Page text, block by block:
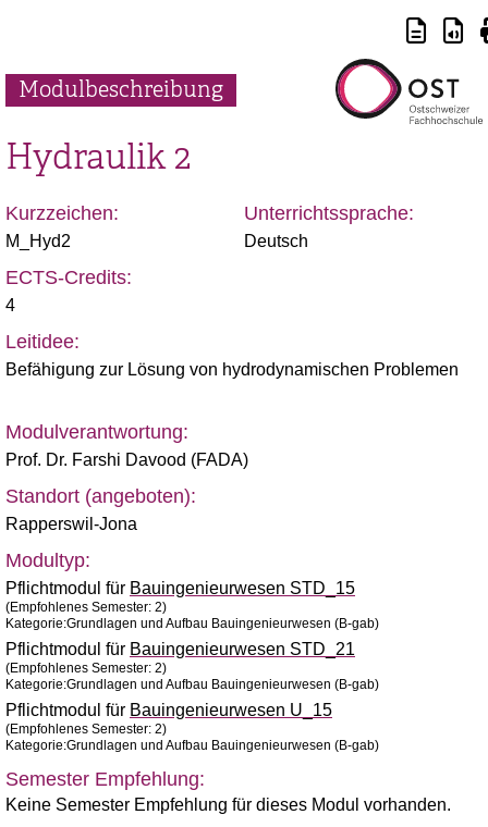
Modulbeschreibung
Hydraulik 2
Kurzzeichen:
M_Hyd2
Unterrichtssprache:
Deutsch
ECTS-Credits:
4
Leitidee:
Befähigung zur Lösung von hydrodynamischen Problemen
Modulverantwortung:
Prof. Dr. Farshi Davood (FADA)
Standort (angeboten):
Rapperswil-Jona
Modultyp:
Pflichtmodul für Bauingenieurwesen STD_15
(Empfohlenes Semester: 2)
Kategorie:Grundlagen und Aufbau Bauingenieurwesen (B-gab)
Pflichtmodul für Bauingenieurwesen STD_21
(Empfohlenes Semester: 2)
Kategorie:Grundlagen und Aufbau Bauingenieurwesen (B-gab)
Pflichtmodul für Bauingenieurwesen U_15
(Empfohlenes Semester: 2)
Kategorie:Grundlagen und Aufbau Bauingenieurwesen (B-gab)
Semester Empfehlung:
Keine Semester Empfehlung für dieses Modul vorhanden.